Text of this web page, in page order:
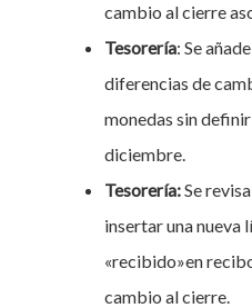
cambio al cierre
Tesorería: Se
diferencias de
monedas sin
diciembre.
Tesorería:Se
insertar una nueva
«recibido»en
cambio al cierre.